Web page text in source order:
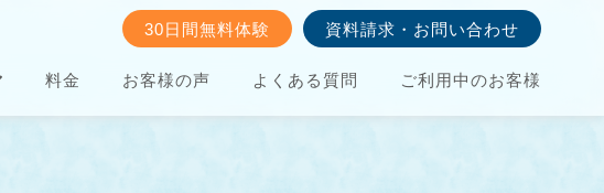
料金 お客様の声 よくある質問 ご利用中のお客様
30日間無料体験 資料請求・お問い合わせ